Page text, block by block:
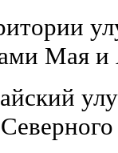
Мая